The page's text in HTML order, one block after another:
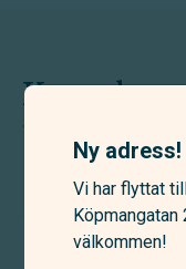
Kontakta
Förnamn
Ny adress!
Vi har flyttat
Köpmangatan
välkommen!